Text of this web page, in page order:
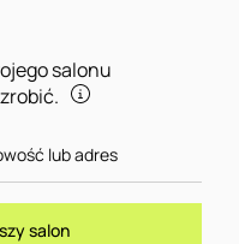
salonu
salon